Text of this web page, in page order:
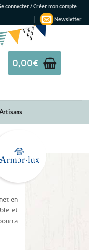
connecter / Créer mon compte
Newsletter
0,00€
Artisans
en
et